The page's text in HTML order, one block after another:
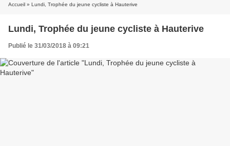
Accueil » Lundi, Trophée du jeune cycliste à Hauterive
Lundi, Trophée du jeune cycliste à Hauterive
Publié le 31/03/2018 à 09:21